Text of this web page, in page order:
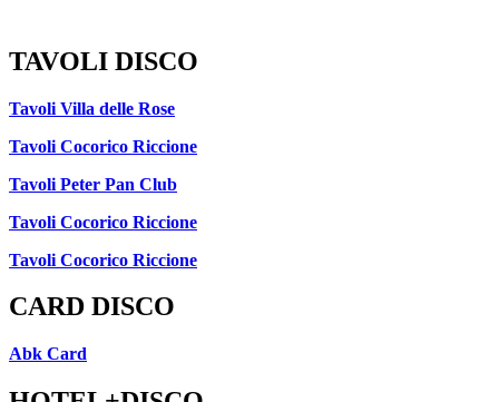
TAVOLI DISCO
Tavoli Villa delle Rose
Tavoli Cocorico Riccione
Tavoli Peter Pan Club
Tavoli Cocorico Riccione
Tavoli Cocorico Riccione
CARD DISCO
Abk Card